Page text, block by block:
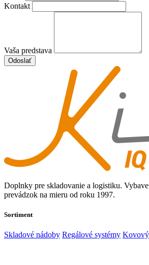
Kontakt
Vaša predstava
Odoslať
Doplnky pre skladovanie a logistiku.
prevádzok na mieru od roku 1997.
Sortiment
Skladové nádoby Regálové systémy